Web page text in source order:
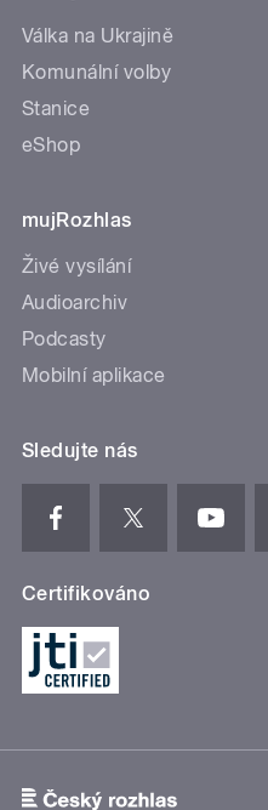
Válka na Ukrajině
Komunální volby
Stanice
eShop
mujRozhlas
Živé vysílání
Audioarchiv
Podcasty
Mobilní aplikace
Sledujte nás
Certifikováno